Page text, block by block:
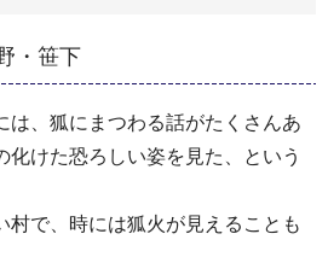
・笹下
は、狐にまつわる話がたくさんあ
化けた恐ろしい姿を見た、という
村で、時には狐火が見えることも